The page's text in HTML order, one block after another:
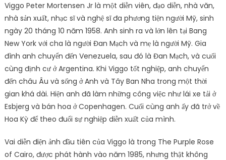
Viggo Peter Mortensen Jr là một diễn viên, đạo diễn, nhà văn,
nhà sản xuất, nhạc sĩ và nghệ sĩ đa phương tiện người Mỹ, sinh
ngày 20 tháng 10 năm 1958. Anh sinh ra và lớn lên tại Bang
New York với cha là người Đan Mạch và mẹ là người Mỹ. Gia
đình anh chuyển đến Venezuela, sau đó là Đan Mạch, và cuối
cùng định cư ở Argentina. Khi Viggo tốt nghiệp, anh chuyển
đến châu Âu và sống ở Anh và Tây Ban Nha trong một thời
gian khá dài. Hiện anh đã làm những công việc như lái xe tải ở
Esbjerg và bán hoa ở Copenhagen. Cuối cùng anh ấy đã trở về
Hoa Kỳ để theo đuổi sự nghiệp diễn xuất của mình.
Vai diễn điện ảnh đầu tiên của Viggo là trong The Purple Rose
of Cairo, được phát hành vào năm 1985, nhưng thật không